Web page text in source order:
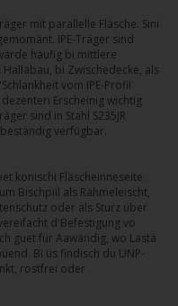
mit parallelle Fläsche. Sini
IPE-Träger sind
häufig bi mittlere
bi Zwischedecke, als
vom IPE-Profil
Erscheinig wichtig
sind in Stahl S235JR
verfügbar.
konischi Fläscheinneseite.
Bischpiil als Rähmeleischt,
oder als Sturz über
d'Befestigung vo
guet für Aawändig, wo Lastä
Bi üs findisch du UNP-
rostfrei oder